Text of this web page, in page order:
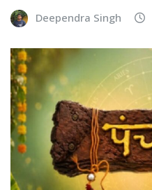
Deependra Singh